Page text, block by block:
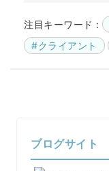
が、文章を …
注目キーワード :
#クライアント
ブログサイト